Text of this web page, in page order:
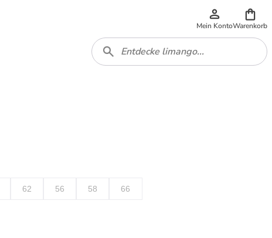
Mein KontoWarenkorb
62 56 58 66